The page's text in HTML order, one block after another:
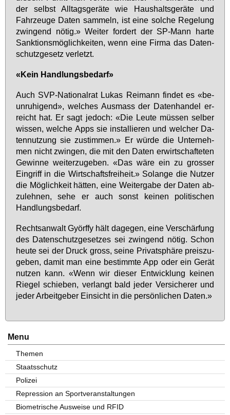
der selbst All­tags­ge­rä­te wie Haus­halts­ge­rä­te und
Fahr­zeu­ge Da­ten sam­meln, ist ei­ne sol­che Re­ge­lung
zwin­gend nö­tig.» Wei­ter for­dert der SP-Mann har­te
Sank­ti­ons­mög­lich­kei­ten, wenn ei­ne Fir­ma das Da­ten­
schutz­ge­setz ver­letzt.
«Kein Hand­lungs­be­darf»
Auch SVP-Na­tio­nal­rat Lu­kas Rei­mann fin­det es «be­
un­ru­hi­gend», wel­ches Aus­mass der Da­ten­han­del er­
reicht hat. Er sagt je­doch: «Die Leu­te müs­sen sel­ber
wis­sen, wel­che Apps sie in­stal­lie­ren und wel­cher Da­
ten­nut­zung sie zu­stim­men.» Er wür­de die Un­ter­neh­
men nicht zwin­gen, die mit den Da­ten er­wirt­schaf­te­ten
Ge­win­ne wei­ter­zu­ge­ben. «Das wä­re ein zu gros­ser
Ein­griff in die Wirt­schafts­frei­heit.» So­lan­ge die Nut­zer
die Mög­lich­keit hät­ten, ei­ne Wei­ter­ga­be der Da­ten ab­
zu­leh­nen, se­he er auch sonst kei­nen po­li­ti­schen
Hand­lungs­be­darf.
Rechts­an­walt Györf­fy hält da­ge­gen, ei­ne Ver­schär­fung
des Da­ten­schutz­ge­set­zes sei zwin­gend nö­tig. Schon
heu­te sei der Druck gross, sei­ne Pri­vat­sphä­re preis­zu­
ge­ben, da­mit man ei­ne be­stimm­te App oder ein Ge­rät
nut­zen kann. «Wenn wir die­ser Ent­wick­lung kei­nen
Rie­gel schie­ben, ver­langt bald je­der Ver­si­che­rer und
je­der Ar­beit­ge­ber Ein­sicht in die per­sön­li­chen Da­ten.»
Menu
Themen
Staatsschutz
Polizei
Repression an Sportveranstaltungen
Biometrische Ausweise und RFID